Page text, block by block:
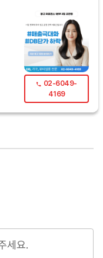
02-6049-
4169